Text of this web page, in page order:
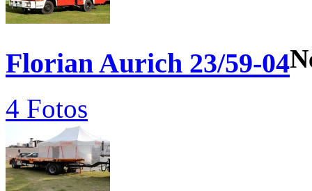
Florian Aurich 23/59-04
4 Fotos